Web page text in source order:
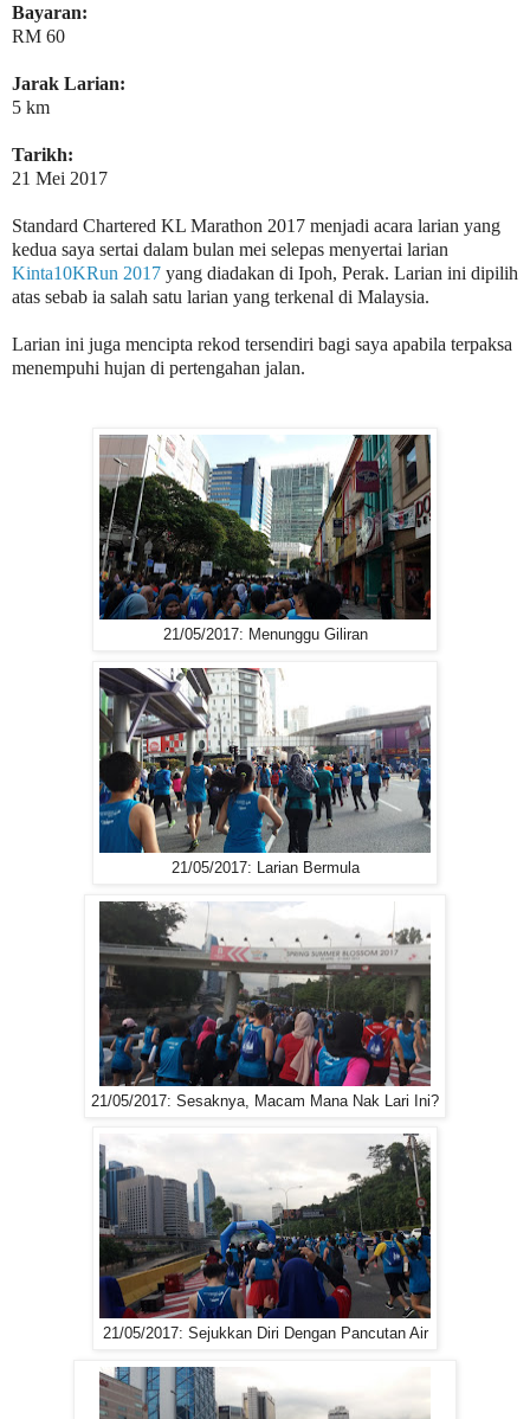
Bayaran:
RM 60
Jarak Larian:
5 km
Tarikh:
21 Mei 2017
Standard Chartered KL Marathon 2017 menjadi acara larian yang
kedua saya sertai dalam bulan mei selepas menyertai larian
Kinta10KRun 2017 yang diadakan di Ipoh, Perak. Larian ini dipilih
atas sebab ia salah satu larian yang terkenal di Malaysia.
Larian ini juga mencipta rekod tersendiri bagi saya apabila terpaksa
menempuhi hujan di pertengahan jalan.
21/05/2017: Menunggu Giliran
21/05/2017: Larian Bermula
21/05/2017: Sesaknya, Macam Mana Nak Lari Ini?
21/05/2017: Sejukkan Diri Dengan Pancutan Air